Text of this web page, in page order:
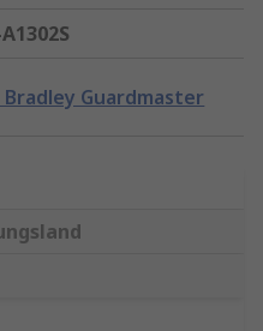
Bradley Guardmaster